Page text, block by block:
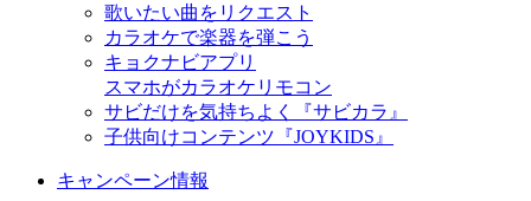
歌いたい曲をリクエスト
カラオケで楽器を弾こう
キョクナビアプリ
スマホがカラオケリモコン
サビだけを気持ちよく『サビカラ』
子供向けコンテンツ『JOYKIDS』
キャンペーン情報